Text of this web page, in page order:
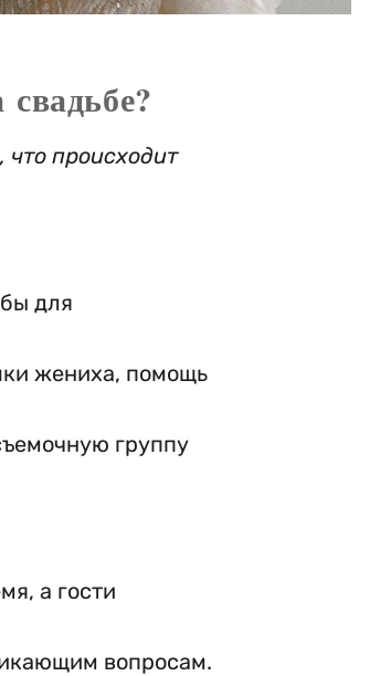
что происходит
для
жениха, помощь
группу
а гости
вопросам.